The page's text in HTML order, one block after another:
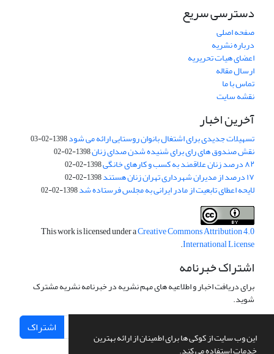
این وب سایت از کوکی ها برای اطمینان از ارائه بهترین
خدمات استفاده می کند.
دسترسی سریع
صفحه اصلی
درباره نشریه
اعضای هیات تحریریه
ارسال مقاله
تماس با ما
نقشه سایت
آخرین اخبار
تسهیلات جدیدی برای اشتغال بانوان روستایی ارائه می شود1398-02-03
نقش صندوق های رای برای شنیده شدن صدای زنان1398-02-02
۸۲ درصد زنان علاقمند به کسب و کارهای خانگی 1398-02-02
۱۷ درصد از مدیران شهرداری تهران زنان هستند 1398-02-02
لایحه اعطای تابعیت از مادر ایرانی به مجلس فرستاده شد1398-02-02
This work is licensed under aCreative Commons Attribution 4.0
International License
.
اشتراک خبرنامه
برای دریافت اخبار و اطلاعیه های مهم نشریه در خبرنامه نشریه مشترک
شوید.
اشتراک